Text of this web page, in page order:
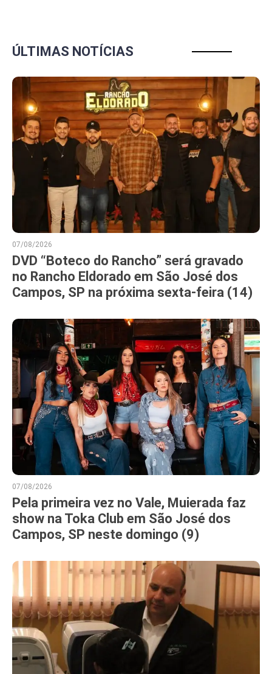
ÚLTIMAS NOTÍCIAS
07/08/2026
DVD “Boteco do Rancho” será gravado
no Rancho Eldorado em São José dos
Campos, SP na próxima sexta-feira (14)
07/08/2026
Pela primeira vez no Vale, Muierada faz
show na Toka Club em São José dos
Campos, SP neste domingo (9)